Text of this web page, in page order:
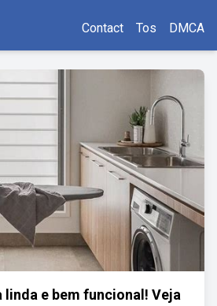
Contact Tos DMCA
linda e bem funcional! Veja